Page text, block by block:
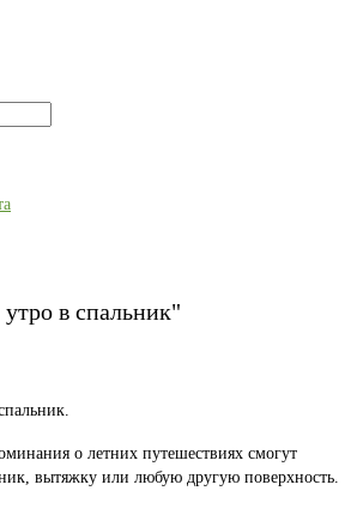
в спальник"
о летних путешествиях смогут
вытяжку или любую другую поверхность.